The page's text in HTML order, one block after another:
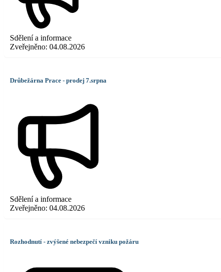
Sdělení a informace
Zveřejněno: 04.08.2026
Drůbežárna Prace - prodej 7.srpna
Sdělení a informace
Zveřejněno: 04.08.2026
Rozhodnutí - zvýšené nebezpečí vzniku požáru